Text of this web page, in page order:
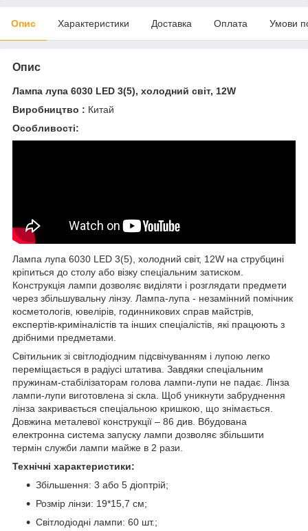
Опис Характеристики Доставка Оплата Умови
Опис
Лампа лупа 6030 LED 3(5), холодний світ, 12W
Виробництво : Китай
Особливості:
Лампа лупа 6030 LED 3(5), холодний світ, 12W на струбцині
кріпиться до столу або візку спеціальним затиском.
Конструкція лампи дозволяє виділяти і розглядати предмети
через збільшувальну лінзу. Лампа-лупа - незамінний помічник
косметологів, ювелірів, годинникових справ майстрів,
експертів-криміналістів та інших спеціалістів, які працюють з
дрібними предметами.
Світильник зі світлодіодним підсвічуванням і лупою легко
переміщається в радіусі штатива. Завдяки спеціальним
пружинам-стабілізаторам голова лампи-лупи не падає. Лінза
лампи-лупи виготовлена зі скла. Щоб уникнути забруднення
лінза закривається спеціальною кришкою, що знімається.
Довжина металевої конструкції – 86 див. Вбудована
електронна система запуску лампи дозволяє збільшити
термін служби лампи майже в 2 рази.
Технічні характеристики:
Збільшення: 3 або 5 діоптрій;
Розмір лінзи: 19*15,7 см;
Світлодіодні лампи: 60 шт.;